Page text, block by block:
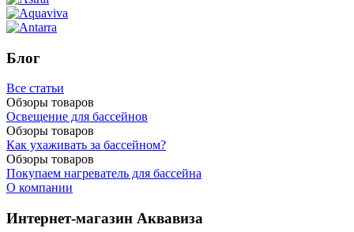
Блог
Все статьи
Обзоры товаров
Освещение для бассейнов
Обзоры товаров
Как ухаживать за бассейном?
Обзоры товаров
Покупаем нагреватель для бассейна
О компании
Интернет-магазин Аквавиза